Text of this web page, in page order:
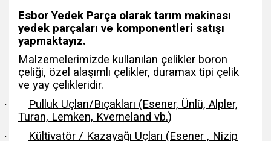
Esbor Yedek Parça olarak tarım makinası
yedek parçaları ve komponentleri satışı
yapmaktayız.
Malzemelerimizde kullanılan çelikler boron
çeliği, özel alaşımlı çelikler, duramax tipi çelik
ve yay çelikleridir.
·
Pulluk Uçları/Bıçakları (Esener, Ünlü, Alpler,
Turan, Lemken, Kverneland vb.)
·
Kültivatör / Kazayağı Uçları (Esener , Nizip